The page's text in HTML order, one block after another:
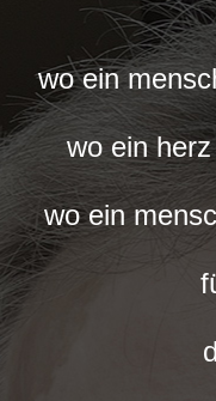
wo ein
wo ein
wo ein